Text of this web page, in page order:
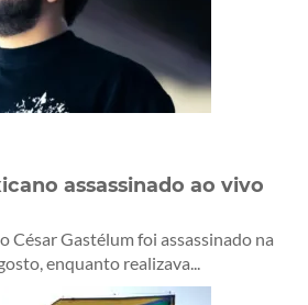
assassinado ao vivo
César Gastélum foi assassinado na
enquanto realizava...